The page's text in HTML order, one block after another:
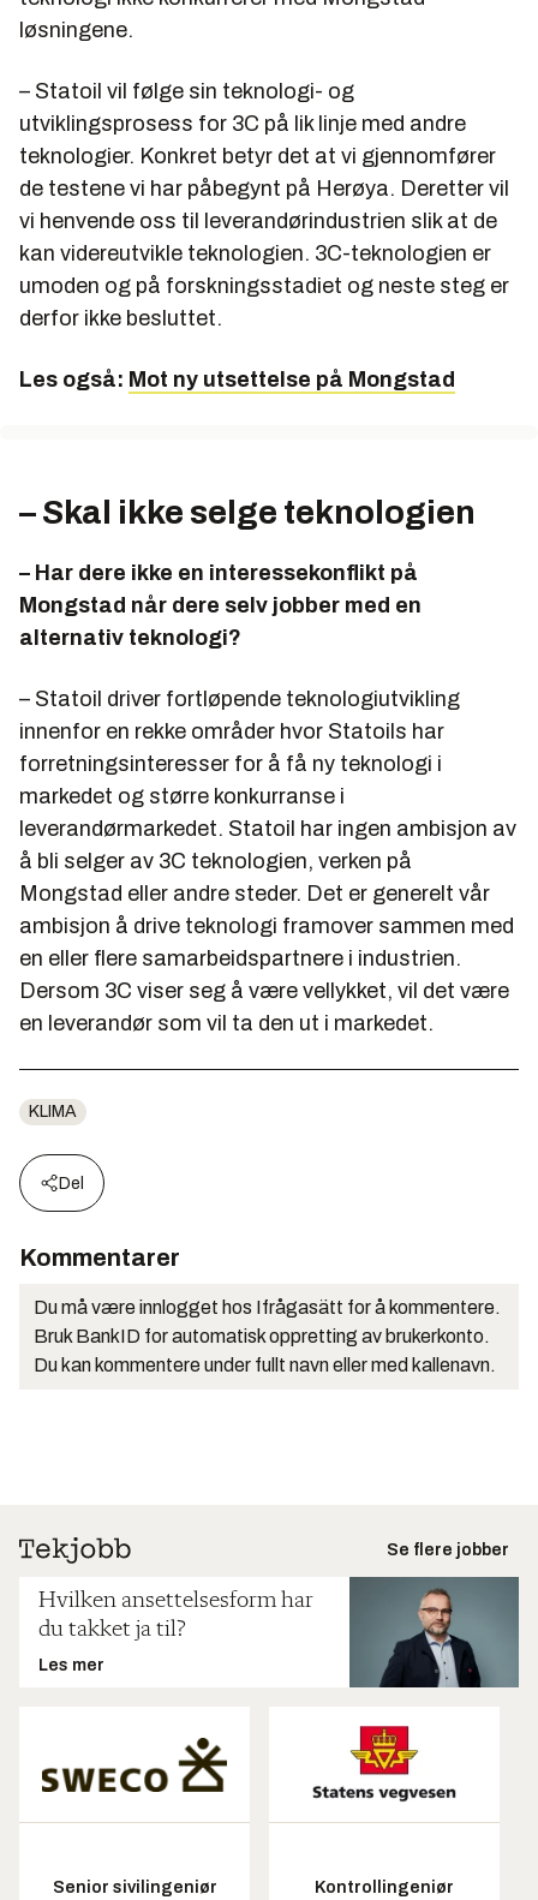
løsningene.
– Statoil vil følge sin teknologi- og
utviklingsprosess for 3C på lik linje med andre
teknologier. Konkret betyr det at vi gjennomfører
de testene vi har påbegynt på Herøya. Deretter vil
vi henvende oss til leverandørindustrien slik at de
kan videreutvikle teknologien. 3C-teknologien er
umoden og på forskningsstadiet og neste steg er
derfor ikke besluttet.
Les også: Mot ny utsettelse på Mongstad
– Skal ikke selge teknologien
– Har dere ikke en interessekonflikt på
Mongstad når dere selv jobber med en
alternativ teknologi?
– Statoil driver fortløpende teknologiutvikling
innenfor en rekke områder hvor Statoils har
forretningsinteresser for å få ny teknologi i
markedet og større konkurranse i
leverandørmarkedet. Statoil har ingen ambisjon av
å bli selger av 3C teknologien, verken på
Mongstad eller andre steder. Det er generelt vår
ambisjon å drive teknologi framover sammen med
en eller flere samarbeidspartnere i industrien.
Dersom 3C viser seg å være vellykket, vil det være
en leverandør som vil ta den ut i markedet.
KLIMA
Del
Kommentarer
Du må være innlogget hos Ifrågasätt for å kommentere.
Bruk BankID for automatisk oppretting av brukerkonto.
Du kan kommentere under fullt navn eller med kallenavn.
Se flere jobber
Hvilken ansettelsesform har
du takket ja til?
Les mer
Senior sivilingeniør
Kontrollingeniør